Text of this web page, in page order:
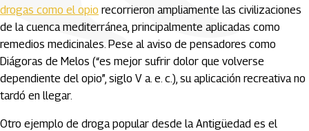
drogas como el opio recorrieron ampliamente las civilizaciones
de la cuenca mediterránea, principalmente aplicadas como
remedios medicinales. Pese al aviso de pensadores como
Diágoras de Melos (“es mejor sufrir dolor que volverse
dependiente del opio”, siglo V a. e. c.), su aplicación recreativa no
tardó en llegar.
Otro ejemplo de droga popular desde la Antigüedad es el